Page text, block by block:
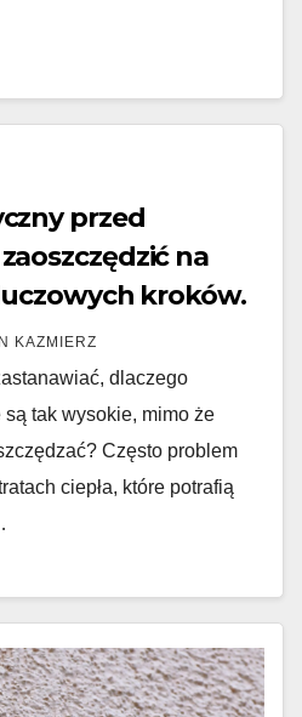
przed
na
kroków.
KAZMIERZ
dlaczego
tak wysokie, mimo że
Często problem
ciepła, które potrafią